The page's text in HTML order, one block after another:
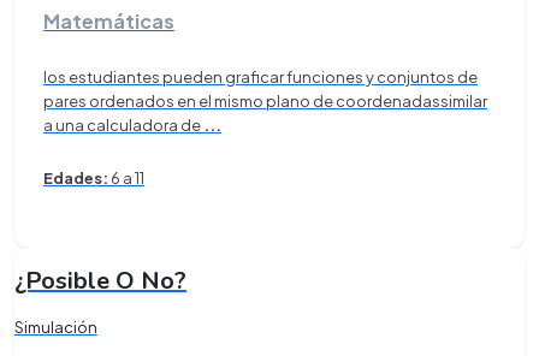
Matemáticas
los estudiantes pueden graficar funciones y conjuntos de
pares ordenados en el mismo plano de coordenadassimilar
a una calculadora de ...
Edades: 6 a 11
¿Posible O No?
Simulación